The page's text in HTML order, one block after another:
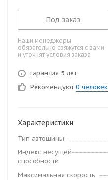
Под заказ
Наши менеджеры
обязательно свяжутся с вами
и уточнят условия заказа
гарантия 5 лет
Рекомендуют 0 человек
Характеристики
Тип автошины
Индекс несущей
способности
Максимальная скорость